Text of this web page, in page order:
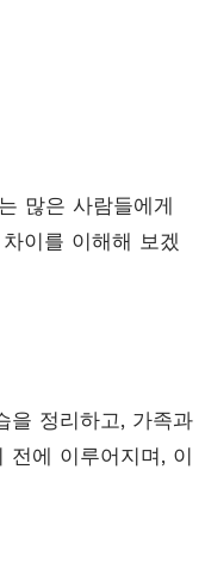
는 많은 사람들에게
이를 이해해 보겠
을 정리하고, 가족과
전에 이루어지며, 이